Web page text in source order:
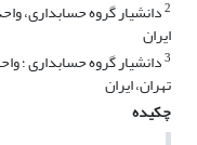
2دانشیار گروه حسابداری،
ایران
3دانشیار گروه حسابداری ؛
تهران، ایران
چکیده